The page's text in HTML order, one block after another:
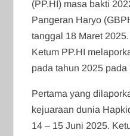
(PP.HI) masa bakti
Pangeran Haryo
tanggal 18 Maret
Ketum PP.HI
pada tahun 2025 pada
Pertama yang
kejuaraan dunia
14 – 15 Juni 2025.